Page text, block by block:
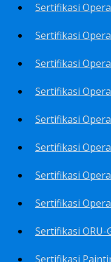
Sertifikasi
Sertifikasi
Sertifikasi
Sertifikasi
Sertifikasi